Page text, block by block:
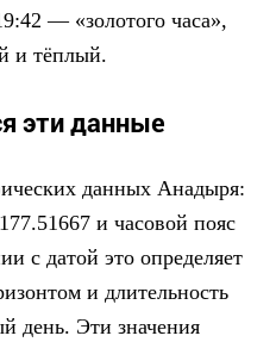
— «золотого часа»,
и тёплый.
эти данные
данных Анадыря:
и часовой пояс
с датой это определяет
и длительность
день. Эти значения